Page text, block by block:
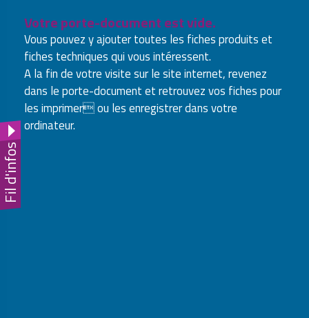
Votre porte-document est vide.
Vous pouvez y ajouter toutes les fiches produits et
fiches techniques qui vous intéressent.
A la fin de votre visite sur le site internet, revenez
dans le porte-document et retrouvez vos fiches pour
les imprimer ou les enregistrer dans votre
ordinateur.